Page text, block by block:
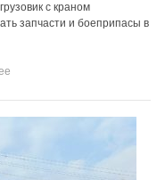
с краном
запчасти и боеприпасы в